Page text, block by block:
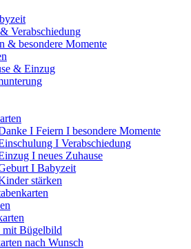
Verabschiedung
& besondere Momente
& Einzug
I Feiern I besondere Momente
I Verabschiedung
I neues Zuhause
I Babyzeit
stärken
mit Bügelbild
nach Wunsch